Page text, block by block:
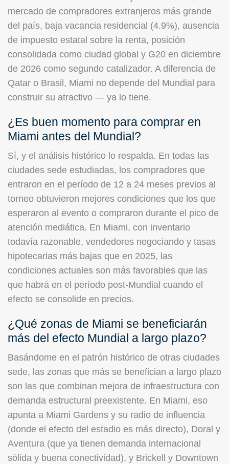
mercado de compradores extranjeros más grande
del país, baja vacancia residencial (4.9%), ausencia
de impuesto estatal sobre la renta, posición
consolidada como ciudad global y G20 en diciembre
de 2026 como segundo catalizador. A diferencia de
Qatar o Brasil, Miami no depende del Mundial para
construir su atractivo — ya lo tiene.
¿Es buen momento para comprar en
Miami antes del Mundial?
Sí, y el análisis histórico lo respalda. En todas las
ciudades sede estudiadas, los compradores que
entraron en el período de 12 a 24 meses previos al
torneo obtuvieron mejores condiciones que los que
esperaron al evento o compraron durante el pico de
atención mediática. En Miami, con inventario
todavía razonable, vendedores negociando y tasas
hipotecarias más bajas que en 2025, las
condiciones actuales son más favorables que las
que habrá en el período post-Mundial cuando el
efecto se consolide en precios.
¿Qué zonas de Miami se beneficiarán
más del efecto Mundial a largo plazo?
Basándome en el patrón histórico de otras ciudades
sede, las zonas que más se benefician a largo plazo
son las que combinan mejora de infraestructura con
demanda estructural preexistente. En Miami, eso
apunta a Miami Gardens y su radio de influencia
(donde el efecto del estadio es más directo), Doral y
Aventura (que ya tienen demanda internacional
sólida y buena conectividad), y Brickell y Downtown